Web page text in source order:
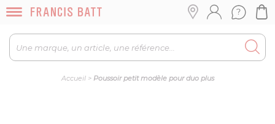
Accueil> Poussoir petit modèle pour duo plus